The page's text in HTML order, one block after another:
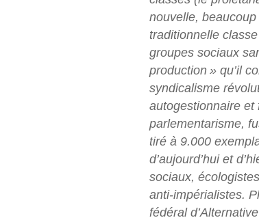
nouvelle,
traditionnelle
groupes sociaux
production » qu’il
syndicalisme
autogestionnaire et
parlementarisme,
tiré à 9.000
d’aujourd’hui et
sociaux,
anti-impérialistes.
fédéral